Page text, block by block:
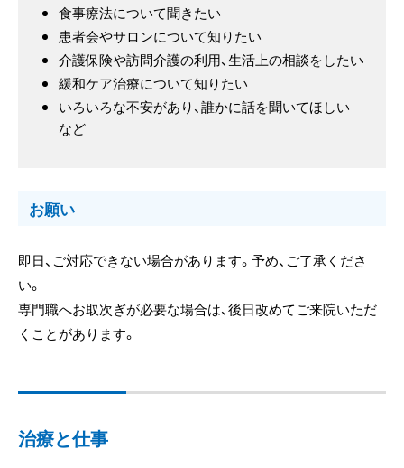
食事療法について聞きたい
患者会やサロンについて知りたい
介護保険や訪問介護の利用、生活上の相談をしたい
緩和ケア治療について知りたい
いろいろな不安があり、誰かに話を聞いてほしい
など
お願い
即日、ご対応できない場合があります。予め、ご了承くださ
い。
専門職へお取次ぎが必要な場合は、後日改めてご来院いただ
くことがあります。
治療と仕事